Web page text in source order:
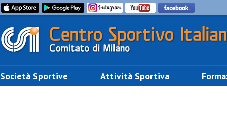
Società Sportive Attività Sportiva